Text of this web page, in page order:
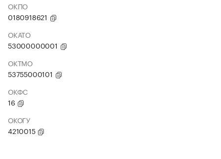
ОКПО
0180918621
ОКАТО
53000000001
ОКТМО
53755000101
ОКФС
16
ОКОГУ
4210015